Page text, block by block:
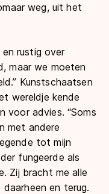
weg, uit het
en rustig over
maar we moeten
Kunstschaatsen
wereldje kende
voor advies. “Soms
met andere
tot mijn
fungeerde als
Zij bracht me alle
en terug.